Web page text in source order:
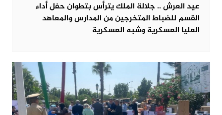
عيد العرش .. جلالة الملك يترأس بتطوان حفل أداء
القسم للضباط المتخرجين من المدارس والمعاهد
العليا العسكرية وشبه العسكرية